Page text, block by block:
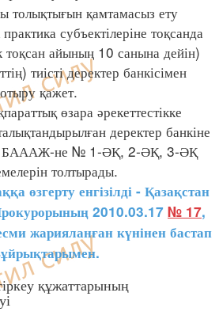
толықтығын қамтамасыз ету
субъектілеріне тоқсанда
тоқсан айының 10 санына дейін)
тиісті деректер банкісімен
қажет.
өзара әрекеттестікке
деректер банкіне
БАААЖ-не № 1-ӘҚ, 2-ӘҚ, 3-ӘҚ
толтырады.
өзгерту енгізілді - Қазақстан
2010.03.17 № 17,
жарияланған күнінен бастап
құжаттарының